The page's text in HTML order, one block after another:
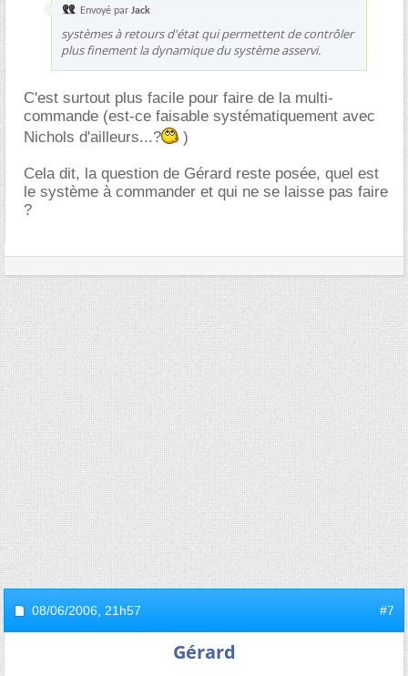
Envoyé par Jack
systèmes à retours d'état qui permettent de contrôler
plus finement la dynamique du système asservi.
C'est surtout plus facile pour faire de la multi-
commande (est-ce faisable systématiquement avec
Nichols d'ailleurs...?
)
Cela dit, la question de Gérard reste posée, quel est
le système à commander et qui ne se laisse pas faire
?
08/06/2006, 21h57 #7
Gérard